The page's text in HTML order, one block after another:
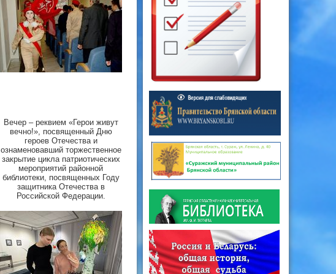
Вечер – реквием «Герои живут
вечно!», посвященный Дню
героев Отечества и
ознаменовавший торжественное
закрытие цикла патриотических
мероприятий районной
библиотеки, посвященных Году
защитника Отечества в
Российской Федерации.